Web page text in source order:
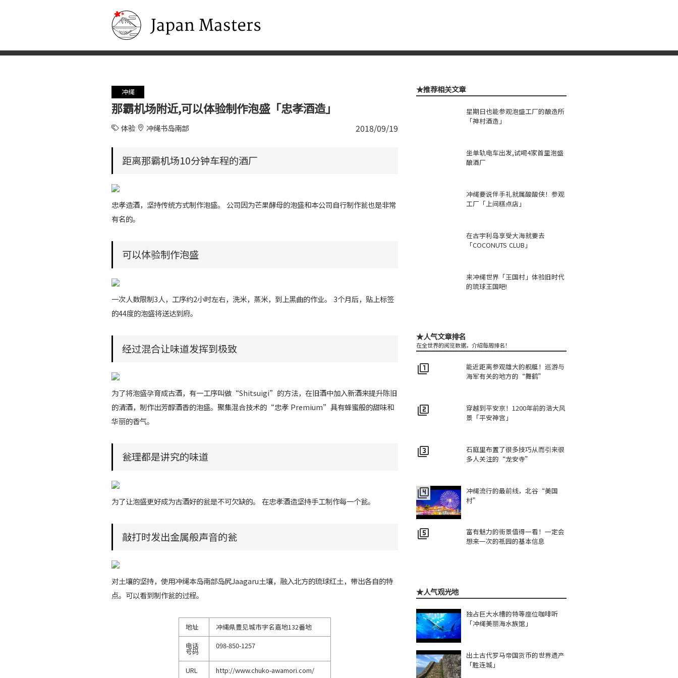
冲绳
那霸机场附近,可以体验制作泡盛「忠孝酒造」
体验 冲绳书岛南部 2018/09/19
距离那霸机场10分钟车程的酒厂
忠孝造酒，坚持传统方式制作泡盛。 公司因为芒果酵母的泡盛和本公司自行制作瓮也是非常
有名的。
可以体验制作泡盛
一次人数限制3人，工序约2小时左右，洗米，蒸米，到上黑曲的作业。 3个月后，贴上标签
的44度的泡盛将送达到府。
经过混合让味道发挥到极致
为了将泡盛孕育成古酒，有一工序叫做“Shitsuigi”的方法，在旧酒中加入新酒来提升陈旧
的清酒，制作出芳醇酒香的泡盛。聚集混合技术的“忠孝 Premium”具有蜂蜜般的甜味和
华丽的香气。
瓮理都是讲究的味道
为了让泡盛更好成为古酒好的瓮是不可欠缺的。 在忠孝酒造坚持手工制作每一个瓮。
敲打时发出金属般声音的瓮
对土壤的坚持，使用冲绳本岛南部岛尻Jaagaru土壤，融入北方的琉球红土，带出各自的特
点。可以看到制作瓮的过程。
地址
冲縄県豊见城市字名嘉地132番地
电话
号码
098-850-1257
URL http://www.chuko-awamori.com/
★推荐相关文章
星期日也能参观泡盛工厂的酿造所
「神村酒造」
坐单轨电车出发,试喝4家首里泡盛
酿酒厂
冲绳要说伴手礼就属酸酸侠！参观
工厂「上间糕点店」
在古宇利岛享受大海就要去
「COCONUTS CLUB」
来冲绳世界「王国村」体验旧时代
的琉球王国吧!
★人气文章排名
在全世界的阅览数据，介绍每周排名！
filter_1
能近距离参观雄大的舰艇！巡游与
海军有关的地方的“舞鹤”
filter_2
穿越到平安京！1200年前的浩大风
景「平安神宫」
filter_3
石庭里布置了很多技巧从而引来很
多人关注的“龙安寺”
filter_4
冲绳流行的最前线，北谷“美国
村”
filter_5
富有魅力的街景值得一看！一定会
想来一次的祇园的基本信息
★人气观光地
独占巨大水槽的特等座位咖啡听
「冲绳美丽海水族馆」
出土古代罗马帝国货币的世界遗产
「胜连城」